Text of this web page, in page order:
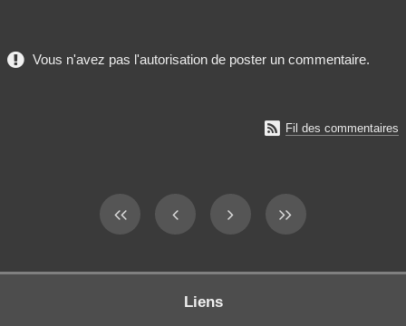
Vous n'avez pas l'autorisation de poster un commentaire.
 Fil des commentaires
Liens